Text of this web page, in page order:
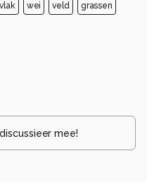
vlak wei veld grassen
mee!